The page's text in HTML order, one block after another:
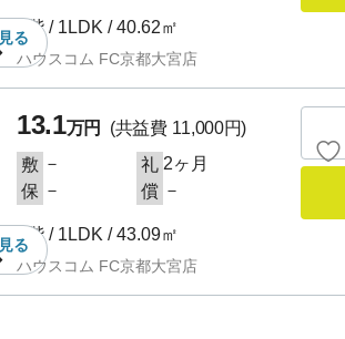
見る
8階 / 1LDK / 40.62㎡
ハウスコム FC京都大宮店
見る
13.1万円
(共益費 11,000円)
敷 － 礼 2ヶ月
保 － 償 －
8階 / 1LDK / 43.09㎡
ハウスコム FC京都大宮店